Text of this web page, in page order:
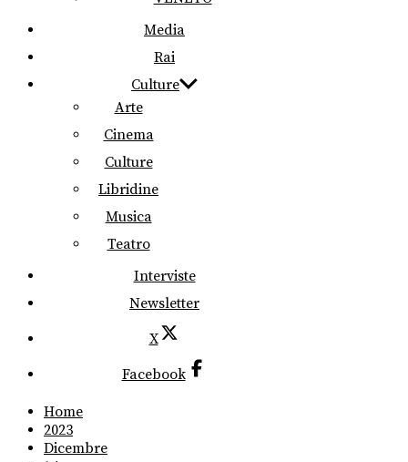
Media
Rai
Culture
Arte
Cinema
Culture
Libridine
Musica
Teatro
Interviste
Newsletter
X
Facebook
Home
2023
Dicembre